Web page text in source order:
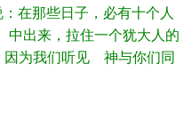
在那些日子，必有十个人
中出来，拉住一个犹大人的
因为我们听见 神与你们同